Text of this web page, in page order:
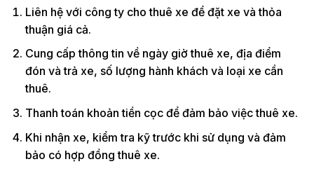
Liên hệ với công ty cho thuê xe để đặt xe và thỏa
thuận giá cả.
Cung cấp thông tin về ngày giờ thuê xe, địa điểm
đón và trả xe, số lượng hành khách và loại xe cần
thuê.
Thanh toán khoản tiền cọc để đảm bảo việc thuê xe.
Khi nhận xe, kiểm tra kỹ trước khi sử dụng và đảm
bảo có hợp đồng thuê xe.